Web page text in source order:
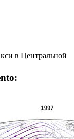
в Центральной